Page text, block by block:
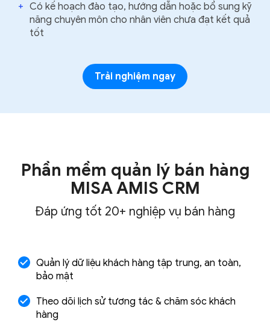
+ Có kế hoạch đào tạo, hướng dẫn hoặc bổ sung kỹ
năng chuyên môn cho nhân viên chưa đạt kết quả
tốt
Trải nghiệm ngay
Phần mềm quản lý bán hàng
MISA AMIS CRM
Đáp ứng tốt 20+ nghiệp vụ bán hàng
Quản lý dữ liệu khách hàng tập trung, an toàn,
bảo mật
Theo dõi lịch sử tương tác & chăm sóc khách
hàng